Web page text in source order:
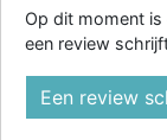
Op dit moment is
een review
Een review